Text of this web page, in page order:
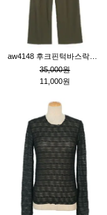
35,000원
11,000원